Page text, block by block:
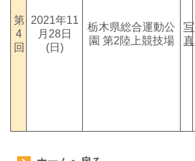
第
4
回
2021年11
月28日
(日)
栃木県総合運動公
園 第2陸上競技場
写
真